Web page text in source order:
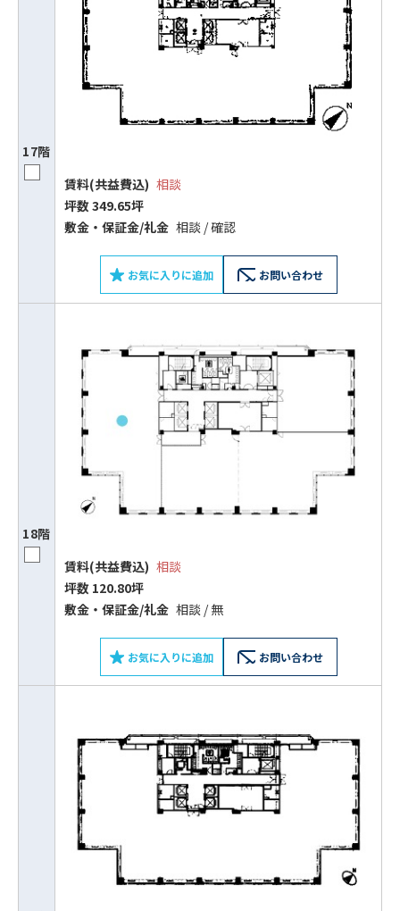
17階
賃料(共益費込) 相談
坪数 349.65坪
敷⾦‧保証⾦/礼⾦ 相談 / 確認
お気に入りに追加 お問い合わせ
18階
賃料(共益費込) 相談
坪数 120.80坪
敷⾦‧保証⾦/礼⾦ 相談 / 無
お気に入りに追加 お問い合わせ